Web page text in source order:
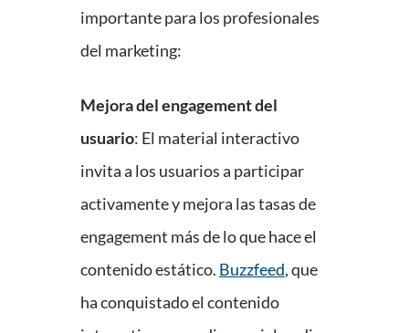
importante para los profesionales
del marketing:
Mejora del engagement del
usuario: El material interactivo
invita a los usuarios a participar
activamente y mejora las tasas de
engagement más de lo que hace el
contenido estático. Buzzfeed, que
ha conquistado el contenido